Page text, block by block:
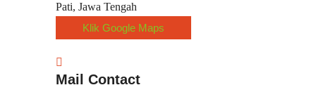
Pati, Jawa Tengah
Klik Google Maps
Mail Contact